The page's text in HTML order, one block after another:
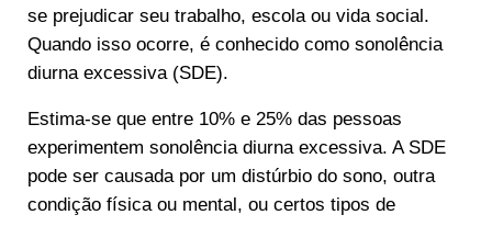
se prejudicar seu trabalho, escola ou vida social.
Quando isso ocorre, é conhecido como sonolência
diurna excessiva (SDE).
Estima-se que entre 10% e 25% das pessoas
experimentem sonolência diurna excessiva. A SDE
pode ser causada por um distúrbio do sono, outra
condição física ou mental, ou certos tipos de